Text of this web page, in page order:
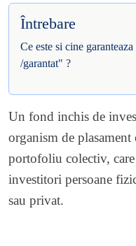
Întrebare
Ce este si cine
/garantat" ?
Un fond inchis de
organism de
portofoliu colectiv, care
investitori persoane
sau privat.